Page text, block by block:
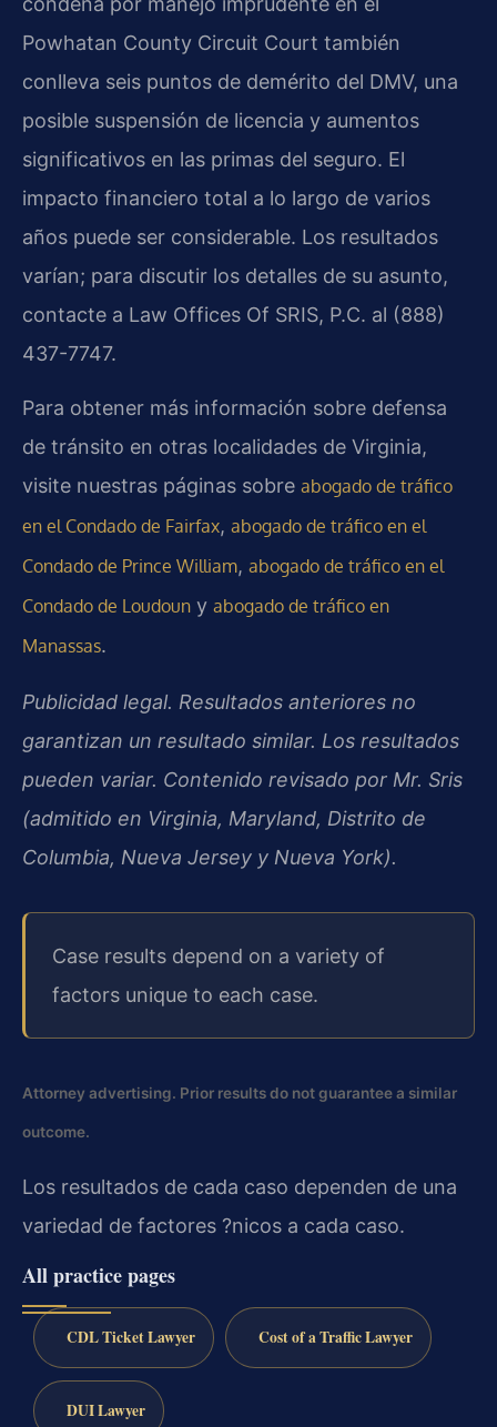
Powhatan County Circuit Court también
conlleva seis puntos de demérito del DMV, una
posible suspensión de licencia y aumentos
significativos en las primas del seguro. El
impacto financiero total a lo largo de varios
años puede ser considerable. Los resultados
varían; para discutir los detalles de su asunto,
contacte a Law Offices Of SRIS, P.C. al (888)
437-7747.
Para obtener más información sobre defensa
de tránsito en otras localidades de Virginia,
visite nuestras páginas sobre abogado de tráfico
en el Condado de Fairfax, abogado de tráfico en el
Condado de Prince William, abogado de tráfico en el
Condado de Loudoun y abogado de tráfico en
Manassas.
Publicidad legal. Resultados anteriores no
garantizan un resultado similar. Los resultados
pueden variar. Contenido revisado por Mr. Sris
(admitido en Virginia, Maryland, Distrito de
Columbia, Nueva Jersey y Nueva York).
Case results depend on a variety of
factors unique to each case.
Attorney advertising. Prior results do not guarantee a similar
outcome.
Los resultados de cada caso dependen de una
variedad de factores ?nicos a cada caso.
All practice pages
CDL Ticket Lawyer Cost of a Traffic Lawyer
DUI Lawyer